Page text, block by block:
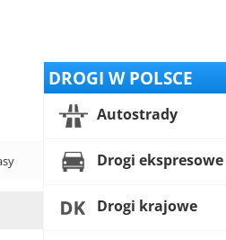
DROGI W POLSCE
Autostrady
Drogi ekspresowe
Drogi krajowe